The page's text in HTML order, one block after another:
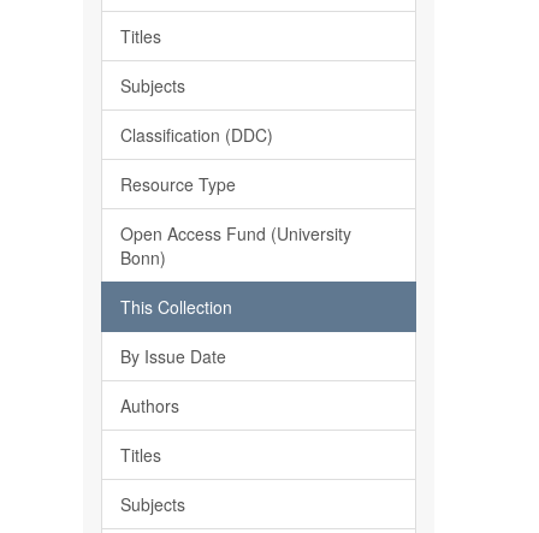
Titles
Subjects
Classification (DDC)
Resource Type
Open Access Fund (University
Bonn)
This Collection
By Issue Date
Authors
Titles
Subjects